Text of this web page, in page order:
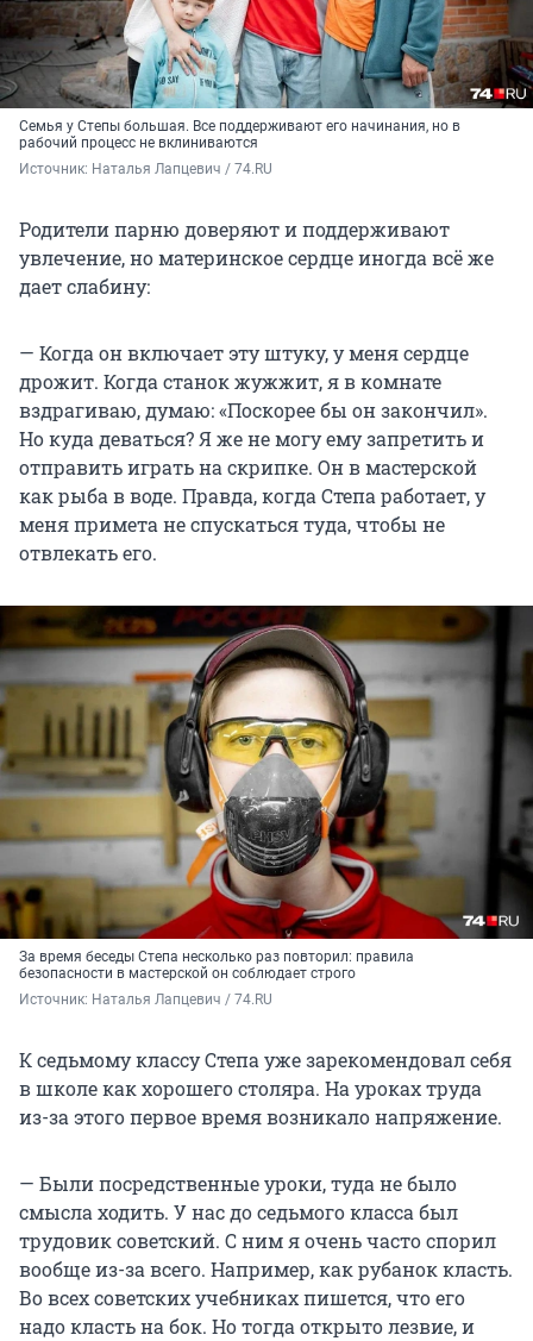
Семья у Степы большая. Все поддерживают его начинания, но в
рабочий процесс не вклиниваются
Источник: Наталья Лапцевич / 74.RU
Родители парню доверяют и поддерживают
увлечение, но материнское сердце иногда всё же
дает слабину:
— Когда он включает эту штуку, у меня сердце
дрожит. Когда станок жужжит, я в комнате
вздрагиваю, думаю: «Поскорее бы он закончил».
Но куда деваться? Я же не могу ему запретить и
отправить играть на скрипке. Он в мастерской
как рыба в воде. Правда, когда Степа работает, у
меня примета не спускаться туда, чтобы не
отвлекать его.
За время беседы Степа несколько раз повторил: правила
безопасности в мастерской он соблюдает строго
Источник: Наталья Лапцевич / 74.RU
К седьмому классу Степа уже зарекомендовал себя
в школе как хорошего столяра. На уроках труда
из-за этого первое время возникало напряжение.
— Были посредственные уроки, туда не было
смысла ходить. У нас до седьмого класса был
трудовик советский. С ним я очень часто спорил
вообще из-за всего. Например, как рубанок класть.
Во всех советских учебниках пишется, что его
надо класть на бок. Но тогда открыто лезвие, и